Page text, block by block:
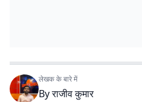
लेखक के बारे में
Byराजीव कुमार